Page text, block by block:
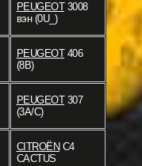
PEUGEOT3008
вэн (0U_)
PEUGEOT406
(8B)
PEUGEOT307
(3A/C)
CITROËN C4
CACTUS